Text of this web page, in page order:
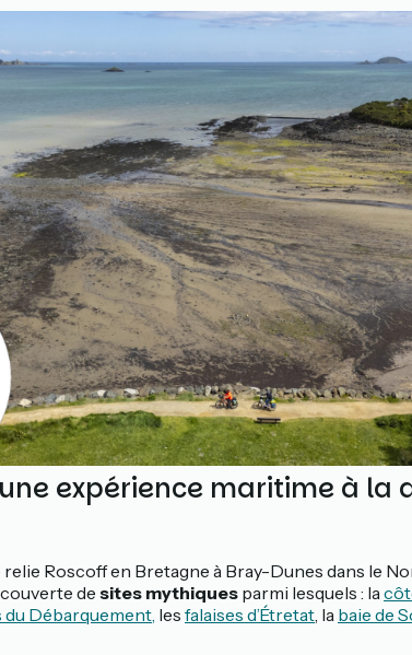
expérience maritime à la
Roscoff en Bretagne à Bray-Dunes dans le
de sites mythiques parmi lesquels : la
du Débarquement, les falaises d’Étretat, la baie de